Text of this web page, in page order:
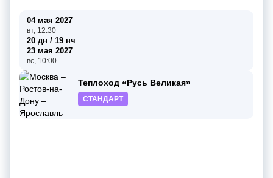
04 мая 2027
вт, 12:30
20 дн / 19 нч
23 мая 2027
вс, 10:00
Теплоход «Русь Великая»
СТАНДАРТ